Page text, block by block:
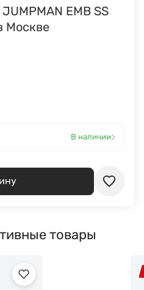
EMB SS
Москве
В наличии›
товары